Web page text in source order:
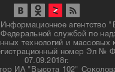
агентство
Федеральной службой по
технологий и массовых
номер Эл №
07.09.2018г.
ИА "Высота 102"